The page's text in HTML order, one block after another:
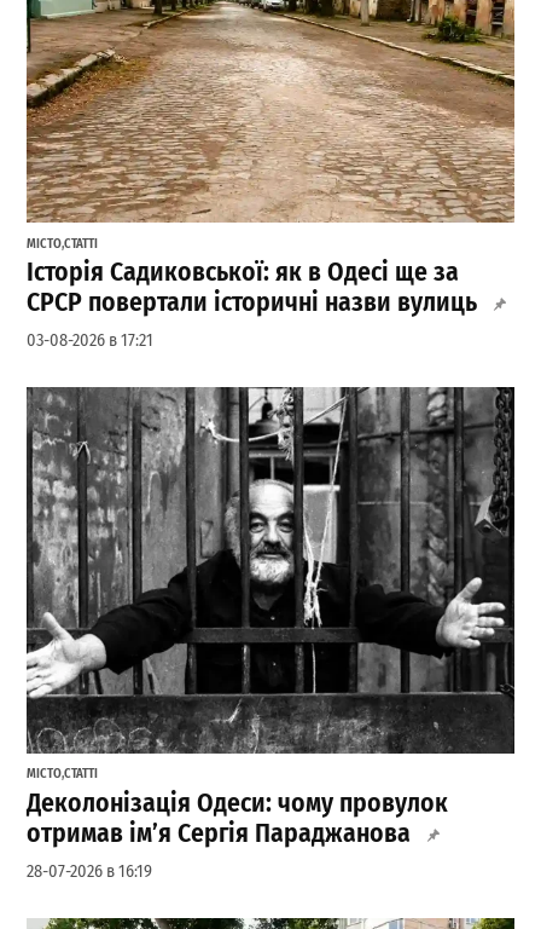
МІСТО,СТАТТІ
Історія Садиковської: як в Одесі ще за
СРСР повертали історичні назви вулиць
03-08-2026 в 17:21
МІСТО,СТАТТІ
Деколонізація Одеси: чому провулок
отримав ім’я Сергія Параджанова
28-07-2026 в 16:19